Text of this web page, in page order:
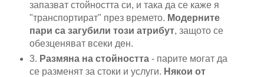
запазват стойността си, и така да се каже я
"транспортират" през времето. Модерните
пари са загубили този атрибут, защото се
обезценяват всеки ден.
3. Размяна на стойността- парите могат да
се разменят за стоки и услуги. Някои от